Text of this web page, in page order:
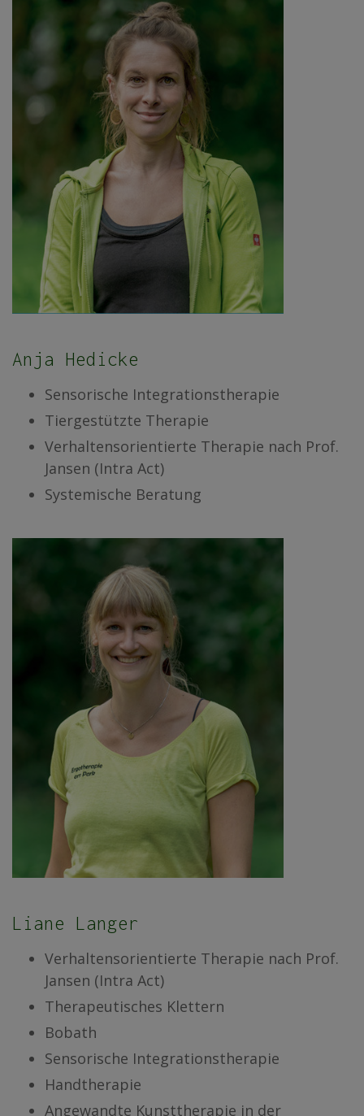
Anja Hedicke
Sensorische Integrationstherapie
Tiergestützte Therapie
Verhaltensorientierte Therapie nach Prof.
Jansen (Intra Act)
Systemische Beratung
Liane Langer
Verhaltensorientierte Therapie nach Prof.
Jansen (Intra Act)
Therapeutisches Klettern
Bobath
Sensorische Integrationstherapie
Handtherapie
Angewandte Kunsttherapie in der